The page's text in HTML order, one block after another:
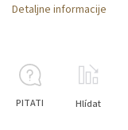
Detaljne informacije
PITATI Hlídat